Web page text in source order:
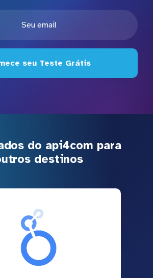
seu Teste Grátis
do api4com para
destinos